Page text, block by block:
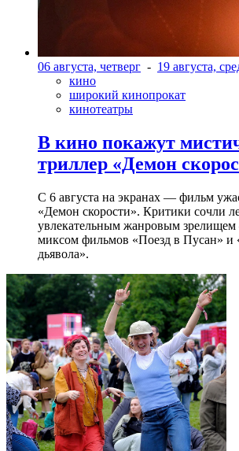
06 августа, четверг - 19 августа,
кино
широкий кинопрокат
кинотеатры
В кино покажут
триллер «Демон
С 6 августа на экранах — фильм
«Демон скорости». Критики сочли
увлекательным жанровым зрелищeм
миксом фильмов «Поезд в Пусан»
дьявола».